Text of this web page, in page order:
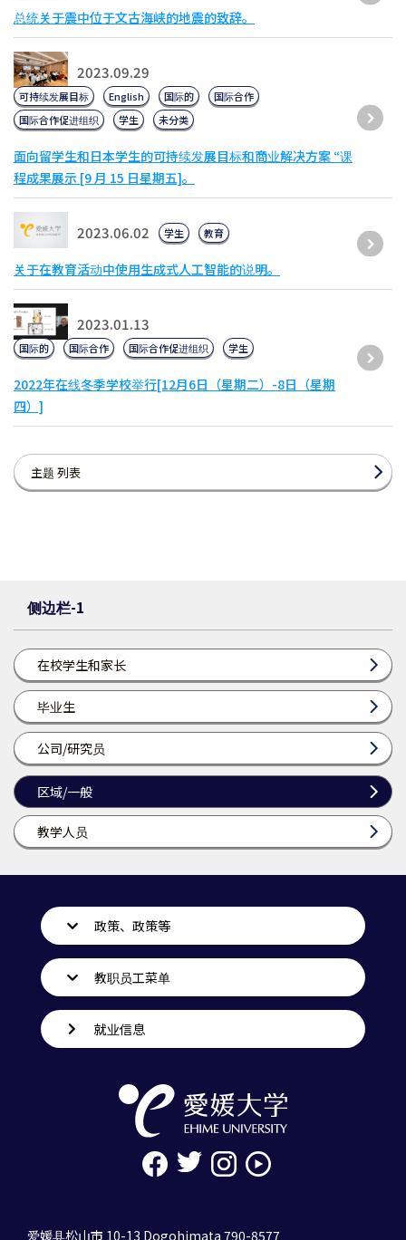
侧边栏-1
在校学生和家长
毕业生
公司/研究员
区域/一般
教学人员
总统关于震中位于文古海峡的地震的致辞。
2023.09.29
面向留学生和日本学生的可持续发展目标和商业解决方案 “课
程成果展示 [9 月 15 日星期五]。
可持续发展目标 English 国际的
国际合作
国际合作促进组织
学生 未分类
2023.06.02
关于在教育活动中使用生成式人工智能的说明。
学生 教育
2023.01.13
2022年在线冬季学校举行[12月6日（星期二）-8日（星期
四）]
国际的 国际合作 国际合作促进组织 学生
主题 列表
政策、政策等
教职员工菜单
就业信息
爱媛县松山市 10-13 Dogohimata 790-8577